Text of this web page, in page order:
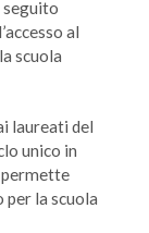
seguito
al
scuola
laureati del
unico in
permette
per la scuola